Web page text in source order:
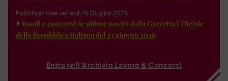
Pubblicazione: venerdì 26 Giugno 2026
Bandi e concorsi: le ultime novità dalla Gazzetta Ufficiale
della Repubblica Italiana del 23 giugno 2026
Entra nell'Archivio Lavoro & Concorsi